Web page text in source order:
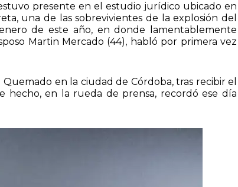
presente en el estudio jurídico ubicado en
una de las sobrevivientes de la explosión del
de este año, en donde lamentablemente
Martin Mercado (44), habló por primera vez
en la ciudad de Córdoba, tras recibir el
hecho, en la rueda de prensa, recordó ese día